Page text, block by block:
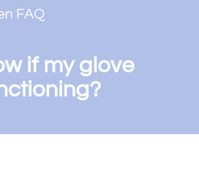
FAQ
if my glove